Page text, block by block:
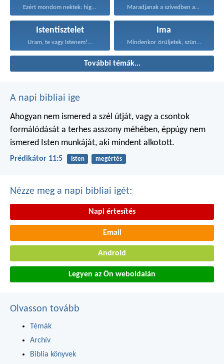
Ezért mondom nektek: higgyétek... Maradjanak a szívedben azok...
Istentisztelet
Uram, te vagy Istenem!...
Ima
Mindenkor örüljetek, szüntelenül imádkozzatok...
További témák...
A napi bibliai ige
Ahogyan nem ismered a szél útját, vagy a csontok
formálódását a terhes asszony méhében, éppúgy nem
ismered Isten munkáját, aki mindent alkotott.
Prédikátor 11:5 Isten megértés
Nézze meg a napi bibliai igét:
Napi értesítés
Email
Android
Legyen az Ön weboldalán
Olvasson tovább
Témák
Archív
Biblia könyvek